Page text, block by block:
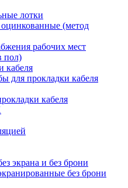
лотки
(метод
рабочих мест
пол)
кабеля
для прокладки кабеля
кабеля
экрана и без брони
без брони